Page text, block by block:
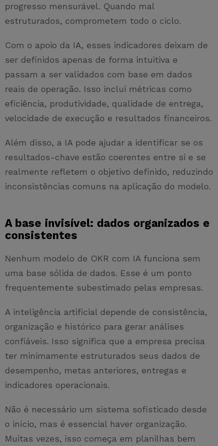
progresso mensurável. Quando mal
estruturados, comprometem todo o ciclo.
Com o apoio da IA, esses indicadores deixam de
ser definidos apenas de forma intuitiva e
passam a ser validados com base em dados
reais de operação. Isso inclui métricas como
eficiência, produtividade, qualidade de entrega,
velocidade de execução e resultados financeiros.
Além disso, a IA pode ajudar a identificar se os
resultados-chave estão coerentes entre si e se
realmente refletem o objetivo definido, reduzindo
inconsistências comuns na aplicação do modelo.
A base invisível: dados organizados e
consistentes
Nenhum modelo de OKR com IA funciona sem
uma base sólida de dados. Esse é um ponto
frequentemente subestimado pelas empresas.
A inteligência artificial depende de consistência,
organização e histórico para gerar análises
confiáveis. Isso significa que a empresa precisa
ter minimamente estruturados seus dados de
desempenho, metas anteriores, entregas e
indicadores operacionais.
Não é necessário um sistema sofisticado desde
o início, mas é essencial haver organização.
Muitas vezes, isso começa em planilhas bem